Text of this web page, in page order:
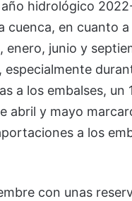
hidrológico
en cuanto
junio y
a los embalses, un
abril y mayo
a los
con unas